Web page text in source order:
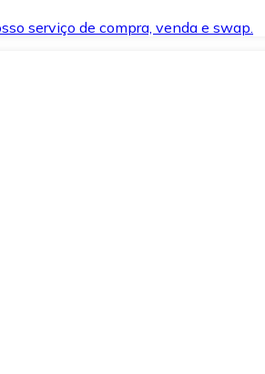
serviço de compra, venda e swap.